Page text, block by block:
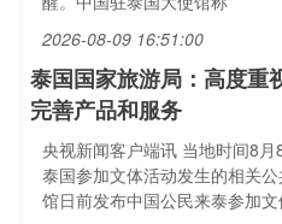
2026-08-09 16:51:00
泰国国家旅游局：高度重
完善产品和服务
央视新闻客户端讯 当地时间8
泰国参加文体活动发生的相关
馆日前发布中国公民来泰参加